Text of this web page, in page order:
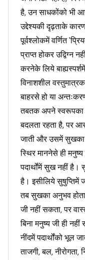
है, उन साधकोंको भी
उद्देश्यकी दृढ़ताके
पूर्वश्लोकमें वर्णित
प्राप्त होकर उद्विग्न
करनेके लिये
विनाशशील
बाहरसे हो या
तबतक अपने स्वरूपका
बदलता रहता है, पर
जाती और उसमें सुखका
स्थिर माननेसे ही
पदार्थोंमें सुख नहीं है।
है। इसीलिये सुषुप्तिमें
तब सुखका अनुभव होता
जी नहीं सकता, पर
बिना मनुष्य जी ही
नींदमें पदार्थोंको भूल
ताजगी, बल, नीरोगता,